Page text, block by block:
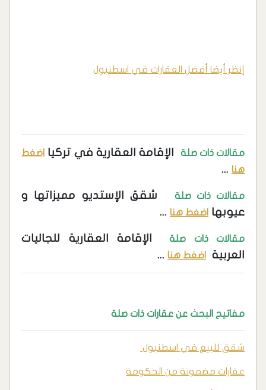
إنظر أيضا أفضل العقارات في اسطنبول
مقالات ذات صلة الإقامة العقارية في تركيا اضغط
هنا ...
مقالات ذات صلةشقق الإستديو مميزاتها و
عيوبها اضغط هنا ...
مقالات ذات صلة
الإقامة العقارية للجاليات
العربية
اضغط هنا ...
مفاتيح البحث عن عقارات ذات صلة
شقق للبيع في اسطنبول
عقارات مضمونة من الحكومة